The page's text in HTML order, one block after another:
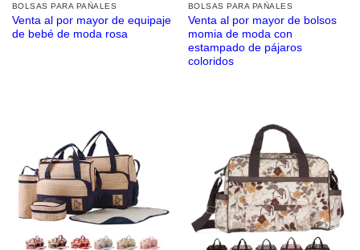
BOLSAS PARA PAÑALES
Venta al por mayor de equipaje
de bebé de moda rosa
BOLSAS PARA PAÑALES
Venta al por mayor de bolsos
momia de moda con
estampado de pájaros
coloridos